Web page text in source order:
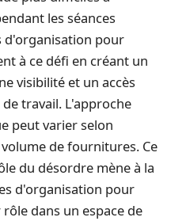
les séances
d'organisation pour
à ce défi en créant un
visibilité et un accès
travail. L'approche
peut varier selon
de fournitures. Ce
du désordre mène à la
d'organisation pour
dans un espace de